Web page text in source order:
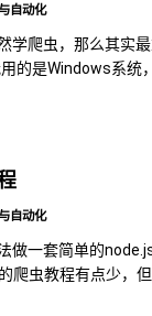
自动化
学爬虫，那么其实
的是Windows系统
系统。 然后我们百
下载地址，唯一的一
版本的n
自动化
做一套简单的
爬虫教程有点少，